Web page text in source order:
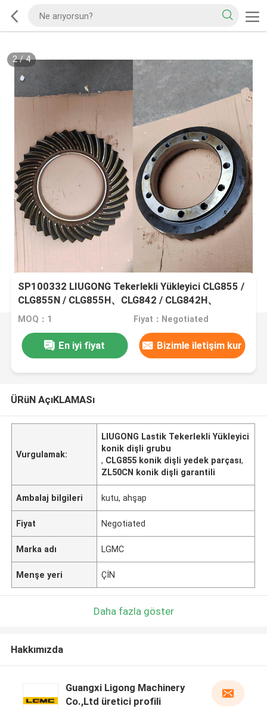
2/4
SP100332 LIUGONG Tekerlekli Yükleyici CLG855 /
CLG855N / CLG855H、CLG842 / CLG842H、
CLG870H、ZL50C / ZL50CN için Bevel Gear Grubu
MOQ：1 Fiyat：Negotiated
En iyi fiyat Bizimle iletişim kur
ÜRüN AçıKLAMASı
Vurgulamak:
LIUGONG Lastik Tekerlekli Yükleyici
konik dişli grubu
, CLG855 konik dişli yedek parçası,
ZL50CN konik dişli garantili
Ambalaj bilgileri kutu, ahşap
Fiyat Negotiated
Marka adı LGMC
Menşe yeri ÇİN
Daha fazla göster
Hakkımızda
Guangxi Ligong Machinery
Co.,Ltd üretici profili